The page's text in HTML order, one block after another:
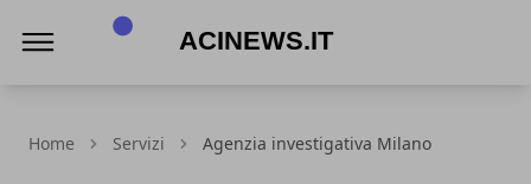
Home Servizi Agenzia investigativa Milano